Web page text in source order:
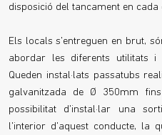
disposició del tancament en cada
Els locals s'entreguen en brut,
abordar les diferents utilitats i
Queden instal·lats passatubs
galvanitzada de Ø 350mm
possibilitat d'instal·lar una
l'interior d'aquest conducte, la